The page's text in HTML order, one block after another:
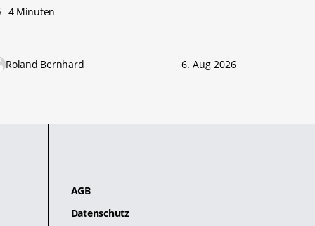
4 Minuten
Roland Bernhard 6. Aug 2026
AGB
Datenschutz